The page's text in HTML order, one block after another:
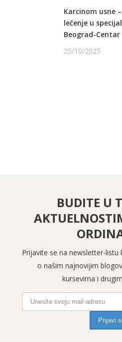
Karcinom usne
lečenje u
Beograd-Centar
25/10/2025
BUDITE U
Prijavite se na newsletter-listu
o našim najnovijim
kursevima i